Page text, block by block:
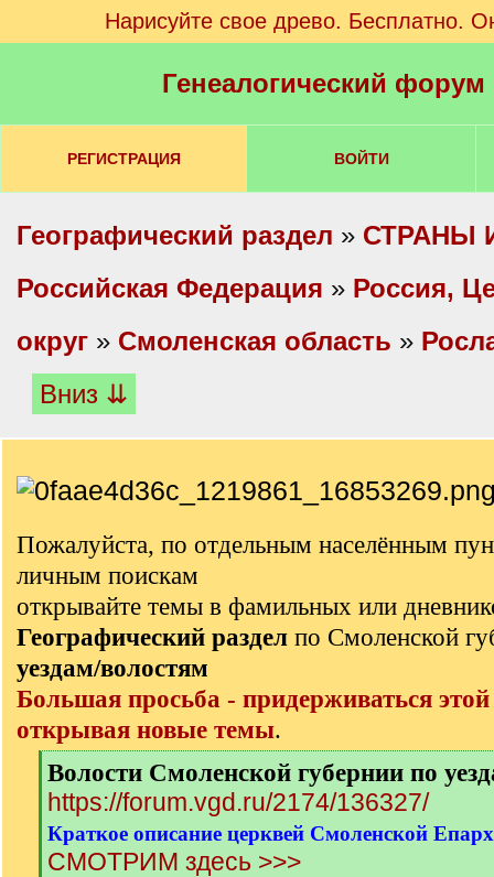
Нарисуйте свое древо. Бесплатно.
Генеалогический
РЕГИСТРАЦИЯ ВОЙТИ
Географический раздел » СТРАНЫ
Российская Федерация » Россия,
округ » Смоленская область »
Вниз ⇊
Пожалуйста, по отдельным населённым
личным поискам
открывайте темы в фамильных или
Географический раздел по Смоленской
уездам/волостям
Большая просьба - придерживаться
открывая новые темы.
[
q
]
Волости Смоленской губернии по
https://forum.vgd.ru/2174/136327/
Краткое описание церквей Смоленской
СМОТРИМ здесь >>>